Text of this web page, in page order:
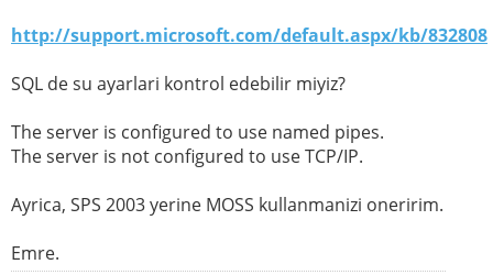
http://support.microsoft.com/default.aspx/kb/832808
SQL de su ayarlari kontrol edebilir miyiz?
The server is configured to use named pipes.
The server is not configured to use TCP/IP.
Ayrica, SPS 2003 yerine MOSS kullanmanizi oneririm.
Emre.